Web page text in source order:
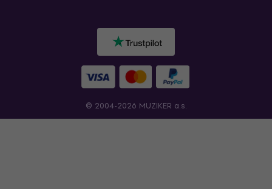
© 2004-2026 MUZIKER a.s.